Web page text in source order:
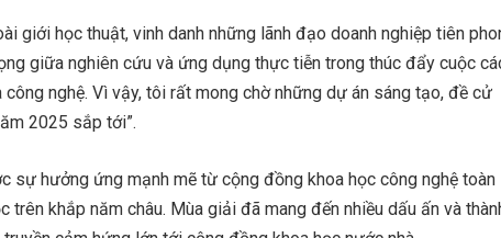
giới học thuật, vinh danh những lãnh đạo doanh nghiệp tiên
giữa nghiên cứu và ứng dụng thực tiễn trong thúc đẩy cuộc
nghệ. Vì vậy, tôi rất mong chờ những dự án sáng tạo, đề cử
2025 sắp tới”.
sự hưởng ứng mạnh mẽ từ cộng đồng khoa học công nghệ toàn
khắp năm châu. Mùa giải đã mang đến nhiều dấu ấn và